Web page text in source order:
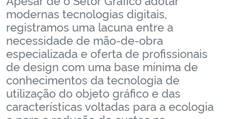
Ministério da Agricultura, Pecuária e Abastecimento
Ministério da Educação
Ministério da Cidadania
Ministério da Saúde
modernas tecnologias digitais,
registramos uma lacuna entre a
necessidade de mão-de-obra
especializada e oferta de profissionais
de design com uma base mínima de
conhecimentos da tecnologia de
utilização do objeto gráfico e das
características voltadas para a ecologia